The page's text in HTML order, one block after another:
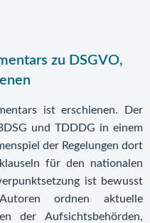
zu DSGVO,
ist erschienen. Der
und TDDDG in einem
der Regelungen dort
für den nationalen
ist bewusst
ordnen aktuelle
der Aufsichtsbehörden,